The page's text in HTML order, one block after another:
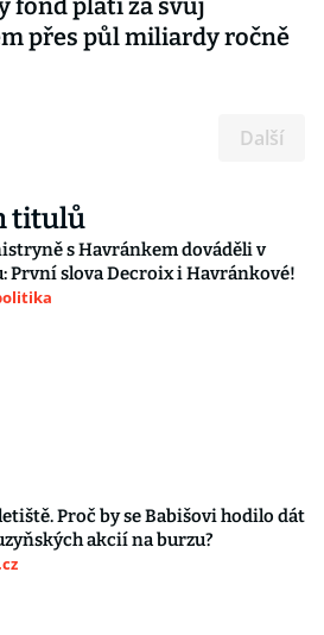
fond platí za svůj
přes půl miliardy ročně
Další
titulů
s Havránkem dováděli v
První slova Decroix i Havránkové!
Proč by se Babišovi hodilo dát
akcií na burzu?